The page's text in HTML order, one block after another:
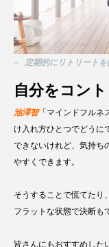
– 定期的にリトリートを
自分をコン
池澤智「マインドフルネ
け入れ方ひとつでどうに
できないけれど、気持ち
やすくできます。
そうすることで慌てたり
フラットな状態で決断も
皆さんにもおすすめした